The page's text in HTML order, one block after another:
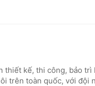
thiết kế, thi công, bảo trì
trên toàn quốc, với đội